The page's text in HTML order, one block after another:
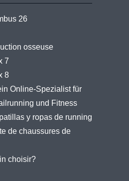
26
osseuse
7
8
Online-Spezialist für
und Fitness
y ropas de running
de chaussures de
choisir?